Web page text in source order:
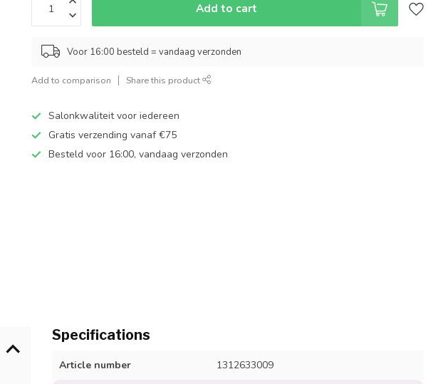
Add to cart
Voor 16:00 besteld = vandaag verzonden
Add to comparison Share this product
Salonkwaliteit voor iedereen
Gratis verzending vanaf €75
Besteld voor 16:00, vandaag verzonden
Specifications
Article number 1312633009